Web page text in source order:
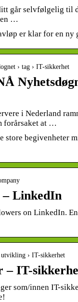
går selvfølgelig til
…
er klar for en ny
› tag › IT-sikkerhet
i Nederland
forårsaket at …
store begivenheter
– LinkedIn
on LinkedIn.
› IT-sikkerhet
– IT-
som/innen IT-